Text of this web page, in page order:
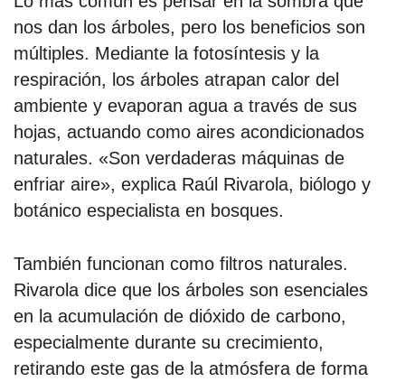
nos dan los árboles, pero los beneficios son
múltiples. Mediante la fotosíntesis y la
respiración, los árboles atrapan calor del
ambiente y evaporan agua a través de sus
hojas, actuando como aires acondicionados
naturales. «Son verdaderas máquinas de
enfriar aire», explica Raúl Rivarola, biólogo y
botánico especialista en bosques.
También funcionan como filtros naturales.
Rivarola dice que los árboles son esenciales
en la acumulación de dióxido de carbono,
especialmente durante su crecimiento,
retirando este gas de la atmósfera de forma